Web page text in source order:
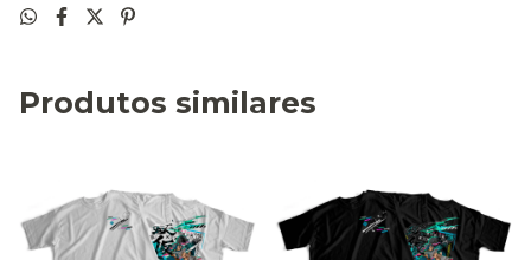
Produtos similares